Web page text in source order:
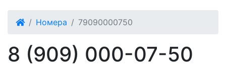
Номера 79090000750
8 (909) 000-07-50